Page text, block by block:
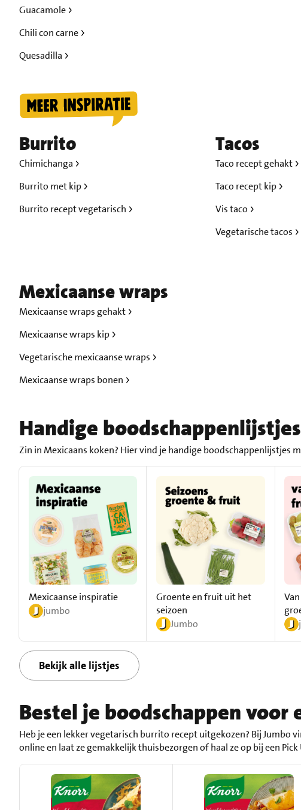
Guacamole
Chili con carne
Quesadilla
Burrito
Chimichanga
Burrito met kip
Burrito recept vegetarisch
Tacos
Taco recept gehakt
Taco recept kip
Vis taco
Vegetarische tacos
Mexicaanse wraps
Mexicaanse wraps gehakt
Mexicaanse wraps kip
Vegetarische mexicaanse wraps
Mexicaanse wraps bonen
Handige boodschappenlijstjes
Zin in Mexicaans koken? Hier vind je handige boodschappenlijstjes
Mexicaanse inspiratie
jumbo
Groente en fruit uit het
seizoen
Jumbo
Bekijk alle lijstjes
Bestel je boodschappen
Heb je een lekker vegetarisch burrito recept uitgekozen? Bij Jumbo
online en laat ze gemakkelijk thuisbezorgen of haal ze op bij een Pick